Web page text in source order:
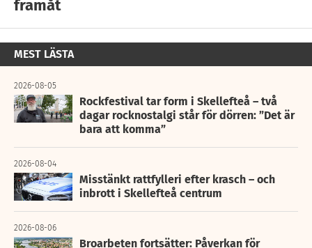
framåt
MEST LÄSTA
2026-08-05
Rockfestival tar form i Skellefteå – två
dagar rocknostalgi står för dörren: ”Det är
bara att komma”
2026-08-04
Misstänkt rattfylleri efter krasch – och
inbrott i Skellefteå centrum
2026-08-06
Broarbeten fortsätter: Påverkan för